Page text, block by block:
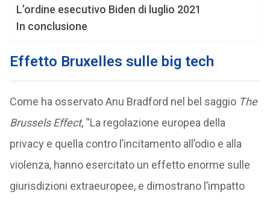
L’ordine esecutivo Biden di luglio 2021
In conclusione
Effetto Bruxelles sulle big tech
Come ha osservato Anu Bradford nel bel saggio The
Brussels Effect, “La regolazione europea della
privacy e quella contro l’incitamento all’odio e alla
violenza, hanno esercitato un effetto enorme sulle
giurisdizioni extraeuropee, e dimostrano l’impatto